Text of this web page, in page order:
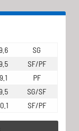
SG
SF/PF
PF
SG/SF
SF/PF